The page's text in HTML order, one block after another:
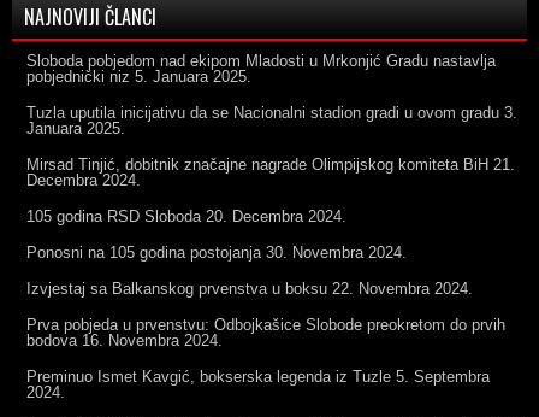
NAJNOVIJI ČLANCI
Sloboda pobjedom nad ekipom Mladosti u Mrkonjić Gradu nastavlja
pobjednički niz 5. Januara 2025.
Tuzla uputila inicijativu da se Nacionalni stadion gradi u ovom gradu 3.
Januara 2025.
Mirsad Tinjić, dobitnik značajne nagrade Olimpijskog komiteta BiH 21.
Decembra 2024.
105 godina RSD Sloboda 20. Decembra 2024.
Ponosni na 105 godina postojanja 30. Novembra 2024.
Izvjestaj sa Balkanskog prvenstva u boksu 22. Novembra 2024.
Prva pobjeda u prvenstvu: Odbojkašice Slobode preokretom do prvih
bodova 16. Novembra 2024.
Preminuo Ismet Kavgić, bokserska legenda iz Tuzle 5. Septembra
2024.